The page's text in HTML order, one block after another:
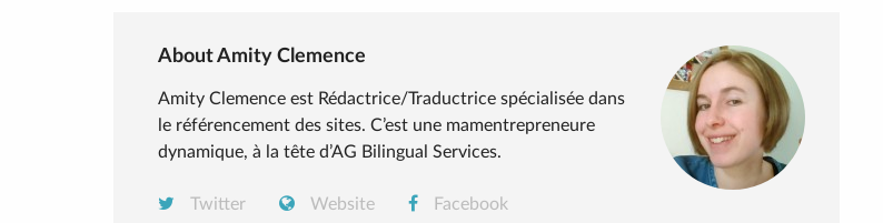
About Amity Clemence
Amity Clemence est Rédactrice/Traductrice spécialisée dans
le référencement des sites. C’est une mamentrepreneure
dynamique, à la tête d’AG Bilingual Services.
Twitter Website Facebook